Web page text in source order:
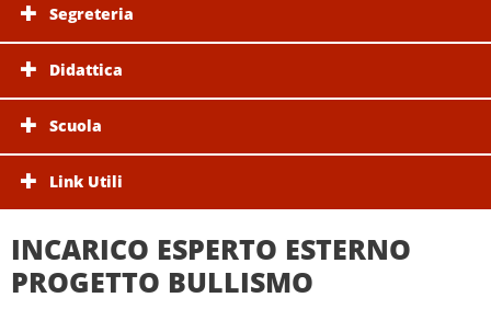
Segreteria
Didattica
Scuola
Link Utili
INCARICO ESPERTO ESTERNO
PROGETTO BULLISMO